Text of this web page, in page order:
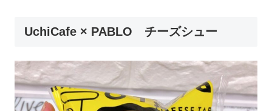
UchiCafe × PABLO チーズシュー